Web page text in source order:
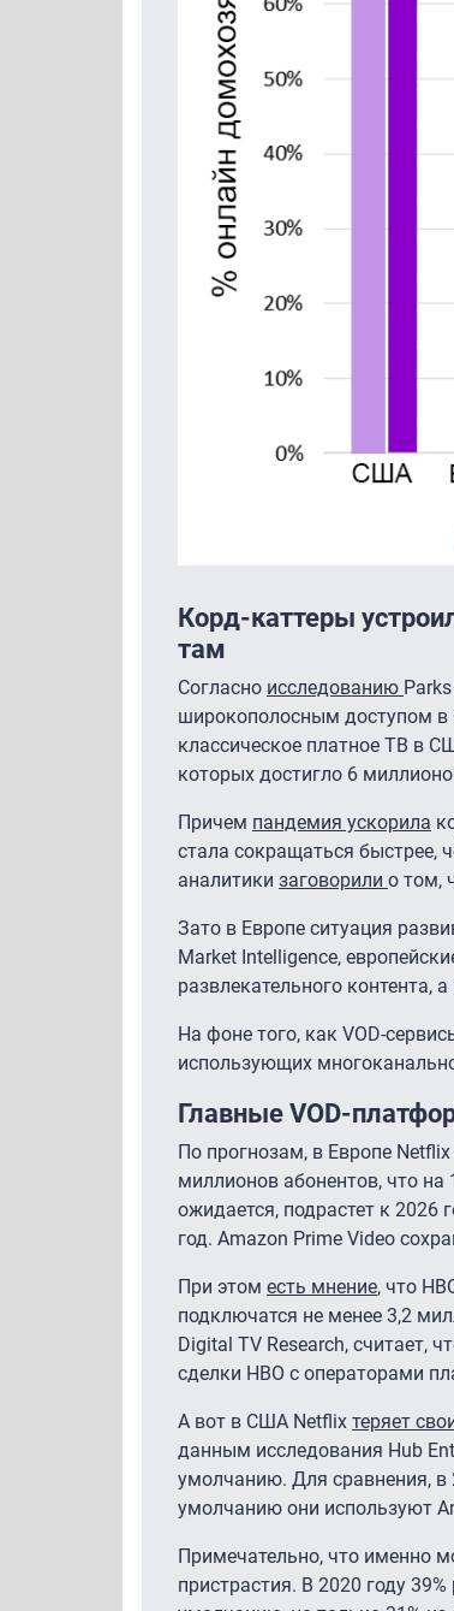
Корд-каттеры
там
Согласно исследованию
широкополосным доступом в
классическое платное ТВ в
которых достигло 6
Причем пандемия ускорила
стала сокращаться быстрее,
аналитики заговорили о том,
Зато в Европе ситуация
Market Intelligence,
развлекательного контента,
На фоне того, как VOD-
использующих
Главные VOD-
По прогнозам, в Европе
миллионов абонентов, что
ожидается, подрастет к 2026
год. Amazon Prime Video
При этом есть мнение, что
подключатся не менее 3,2
Digital TV Research, считает,
сделки НВО с операторами
А вот в США Netflix теряет
данным исследования Hub
умолчанию. Для сравнения, в
умолчанию они используют
Примечательно, что именно
пристрастия. В 2020 году